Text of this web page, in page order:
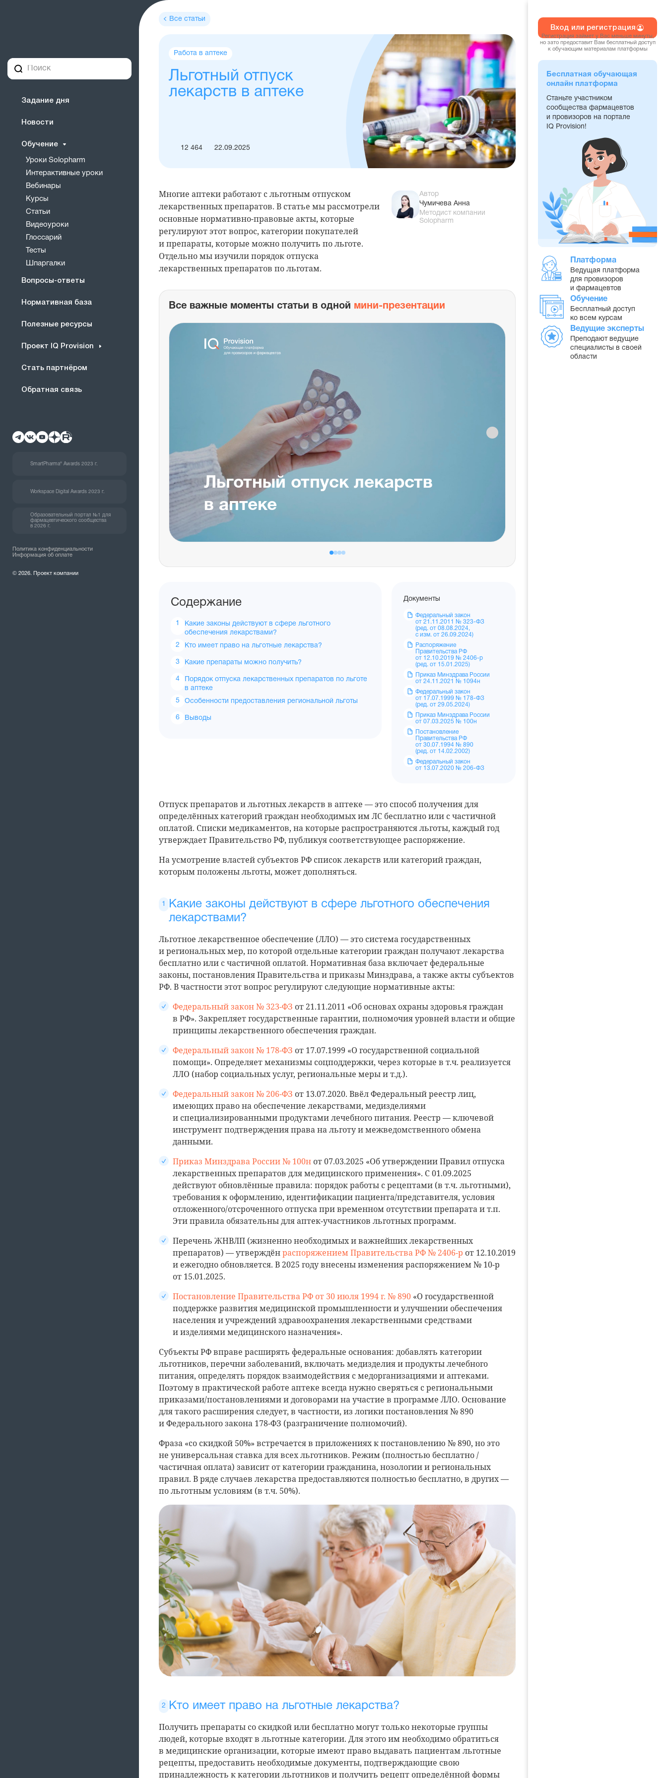
Задание дня
Новости
Обучение
Уроки Solopharm
Интерактивные уроки
Вебинары
Курсы
Статьи
Видеоуроки
Глоссарий
Тесты
Шпаргалки
Вопросы-ответы
Нормативная база
Полезные ресурсы
Проект IQ Provision
Стать партнёром
Обратная связь
SmartPharma® Awards 2023 г.
Workspace Digital Awards 2023 г.
Образовательный портал №1 для
фармацевтического сообщества
в 2026 г.
Политика конфиденциальности
Информация об оплате
© 2026. Проект компании
Все статьи
Льготный отпуск
лекарств в аптеке
Теги
Работа в аптеке
12 464 22.09.2025
Многие аптеки работают с льготным отпуском
лекарственных препаратов. В статье мы рассмотрели
основные нормативно-правовые акты, которые
регулируют этот вопрос, категории покупателей
и препараты, которые можно получить по льготе.
Отдельно мы изучили порядок отпуска
лекарственных препаратов по льготам.
Автор
Чумичева Анна
Методист компании
Solopharm
Все важные моменты статьи в одной мини-презентации
Льготный отпуск лекарств
в аптеке
Категории
Содержание
Какие законы действуют в сфере льготного
обеспечения лекарствами?
Кто имеет право на льготные лекарства?
Какие препараты можно получить?
Порядок отпуска лекарственных препаратов по льготе
в аптеке
Особенности предоставления региональной льготы
Выводы
Документы
Федеральный закон
от 21.11.2011 № 323-ФЗ
(ред. от 08.08.2024,
с изм. от 26.09.2024)
Распоряжение
Правительства РФ
от 12.10.2019 № 2406-р
(ред. от 15.01.2025)
Приказ Минздрава России
от 24.11.2021 № 1094н
Федеральный закон
от 17.07.1999 № 178-ФЗ
(ред. от 29.05.2024)
Приказ Минздрава России
от 07.03.2025 № 100н
Постановление
Правительства РФ
от 30.07.1994 № 890
(ред. от 14.02.2002)
Федеральный закон
от 13.07.2020 № 206-ФЗ
Отпуск препаратов и льготных лекарств в аптеке — это способ получения для
определённых категорий граждан необходимых им ЛС бесплатно или с частичной
оплатой. Списки медикаментов, на которые распространяются льготы, каждый год
утверждает Правительство РФ, публикуя соответствующее распоряжение.
На усмотрение властей субъектов РФ список лекарств или категорий граждан,
которым положены льготы, может дополняться.
Какие законы действуют в сфере льготного обеспечения
лекарствами?
Льготное лекарственное обеспечение (ЛЛО) — это система государственных
и региональных мер, по которой отдельные категории граждан получают лекарства
бесплатно или с частичной оплатой. Нормативная база включает федеральные
законы, постановления Правительства и приказы Минздрава, а также акты субъектов
РФ. В частности этот вопрос регулируют следующие нормативные акты:
Федеральный закон № 323-ФЗ от 21.11.2011 «Об основах охраны здоровья граждан
в РФ». Закрепляет государственные гарантии, полномочия уровней власти и общие
принципы лекарственного обеспечения граждан.
Федеральный закон № 178-ФЗ от 17.07.1999 «О государственной социальной
помощи». Определяет механизмы соцподдержки, через которые в т.ч. реализуется
ЛЛО (набор социальных услуг, региональные меры и т.д.).
Федеральный закон № 206-ФЗ от 13.07.2020. Ввёл Федеральный реестр лиц,
имеющих право на обеспечение лекарствами, медизделиями
и специализированными продуктами лечебного питания. Реестр — ключевой
инструмент подтверждения права на льготу и межведомственного обмена
данными.
Приказ Минздрава России № 100н от 07.03.2025 «Об утверждении Правил отпуска
лекарственных препаратов для медицинского применения». С 01.09.2025
действуют обновлённые правила: порядок работы с рецептами (в т.ч. льготными),
требования к оформлению, идентификации пациента/представителя, условия
отложенного/отсроченного отпуска при временном отсутствии препарата и т.п.
Эти правила обязательны для аптек-участников льготных программ.
Перечень ЖНВЛП (жизненно необходимых и важнейших лекарственных
препаратов) — утверждёнраспоряжением Правительства РФ № 2406-р от 12.10.2019
и ежегодно обновляется. В 2025 году внесены изменения распоряжением № 10-р
от 15.01.2025.
Постановление Правительства РФ от 30 июля 1994 г. № 890 «О государственной
поддержке развития медицинской промышленности и улучшении обеспечения
населения и учреждений здравоохранения лекарственными средствами
и изделиями медицинского назначения».
Субъекты РФ вправе расширять федеральные основания: добавлять категории
льготников, перечни заболеваний, включать медизделия и продукты лечебного
питания, определять порядок взаимодействия с медорганизациями и аптеками.
Поэтому в практической работе аптеке всегда нужно сверяться с региональными
приказами/постановлениями и договорами на участие в программе ЛЛО. Основание
для такого расширения следует, в частности, из логики постановления № 890
и Федерального закона 178-ФЗ (разграничение полномочий).
Фраза «со скидкой 50%» встречается в приложениях к постановлению № 890, но это
не универсальная ставка для всех льготников. Режим (полностью бесплатно /
частичная оплата) зависит от категории гражданина, нозологии и региональных
правил. В ряде случаев лекарства предоставляются полностью бесплатно, в других —
по льготным условиям (в т.ч. 50%).
Кто имеет право на льготные лекарства?
Получить препараты со скидкой или бесплатно могут только некоторые группы
людей, которые входят в льготные категории. Для этого им необходимо обратиться
в медицинские организации, которые имеют право выдавать пациентам льготные
рецепты, предоставить необходимые документы, подтверждающие свою
принадлежность к категории льготников и получить рецепт определённой формы
Вход или регистрация
Регистрация займет у Вас меньше минуты,
но зато предоставит Вам бесплатный доступ
к обучающим материалам платформы
Бесплатная обучающая
онлайн платформа
Станьте участником
сообщества фармацевтов
и провизоров на портале
IQ Provision!
Платформа
Ведущая платформа
для провизоров
и фармацевтов
Обучение
Бесплатный доступ
ко всем курсам
Ведущие эксперты
Преподают ведущие
специалисты в своей
области